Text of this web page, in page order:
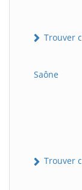
Trouver
Saône
Trouver